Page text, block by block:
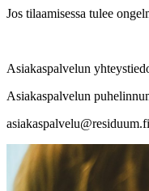
Jos tilaamisessa tulee
Asiakaspalvelun
Asiakaspalvelun
asiakaspalvelu@residuum.fi